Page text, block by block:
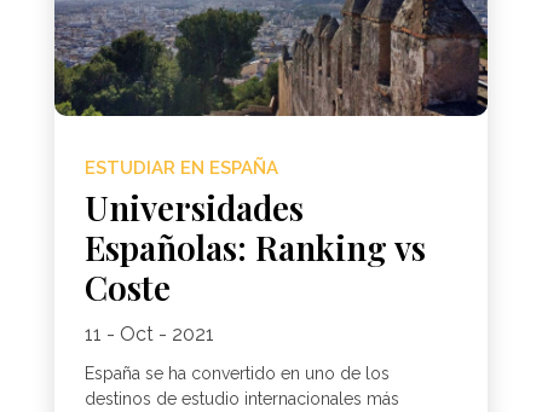
ESTUDIAR EN ESPAÑA
Universidades
Españolas: Ranking vs
Coste
11 - Oct - 2021
España se ha convertido en uno de los
destinos de estudio internacionales más